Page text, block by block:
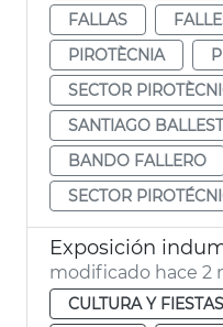
FALLAS
PIROTÈCNIA
SECTOR
SANTIAGO
BANDO FALLERO
SECTOR
modificado hace 2
CULTURA Y